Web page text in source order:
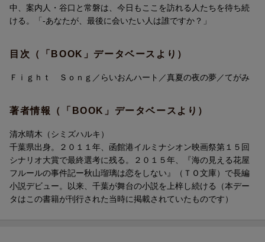
中、案内人・谷口と常磐は、今日もここを訪れる人たちを待ち続
ける。「-あなたが、最後に会いたい人は誰ですか？」
目次（「BOOK」データベースより）
Ｆｉｇｈｔ Ｓｏｎｇ／らいおんハート／真夏の夜の夢／てがみ
著者情報（「BOOK」データベースより）
清水晴木（シミズハルキ）
千葉県出身。２０１１年、函館港イルミナシオン映画祭第１５回
シナリオ大賞で最終選考に残る。２０１５年、『海の見える花屋
フルールの事件記ー秋山瑠璃は恋をしない』（ＴＯ文庫）で長編
小説デビュー。以来、千葉が舞台の小説を上梓し続ける（本デー
タはこの書籍が刊行された当時に掲載されていたものです）